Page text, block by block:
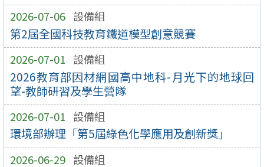
2026-07-06 設備組
第2屆全國科技教育鐵道模型創意競賽
2026-07-01 設備組
2026教育部因材網國高中地科-月光下的地球回
望-教師研習及學生營隊
2026-07-01 設備組
環境部辦理「第5屆綠色化學應用及創新獎」
2026-06-29 設備組